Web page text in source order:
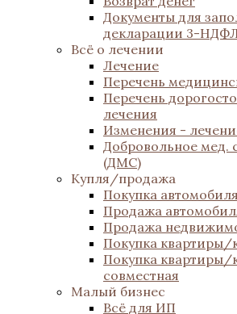
Документы для
декларации 3-
Всё о лечении
Лечение
Перечень
Перечень
лечения
Изменения -
Добровольное мед.
(ДМС)
Купля/продажа
Покупка автомобиля
Продажа
Продажа
Покупка квартиры/
Покупка квартиры/
совместная
Малый бизнес
Всё для ИП